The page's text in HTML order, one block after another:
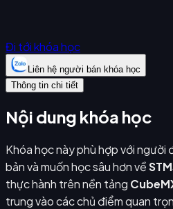
Đi tới khóa học
Liên hệ người bán khóa học
Thông tin chi tiết
Nội dung khóa học
Khóa học này phù hợp với người
bản và muốn học sâu hơn về
thực hành trên nền tảng
trung vào các chủ điểm quan